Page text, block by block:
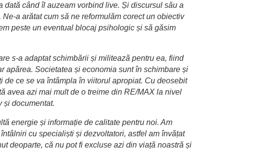
dată când îl auzeam vorbind live. Și discursul său a
a arătat cum să ne reformulăm corect un obiectiv
peste un eventual blocaj psihologic și să găsim
s-a adaptat schimbării și militează pentru ea, fiind
apărea. Societatea și economia sunt în schimbare și
de ce se va întâmpla în viitorul apropiat. Cu deosebit
avea azi mai mult de o treime din RE/MAX la nivel
și documentat.
energie și informație de calitate pentru noi. Am
cu specialiști și dezvoltatori, astfel am învățat
deoparte, că nu pot fi excluse azi din viață noastră și